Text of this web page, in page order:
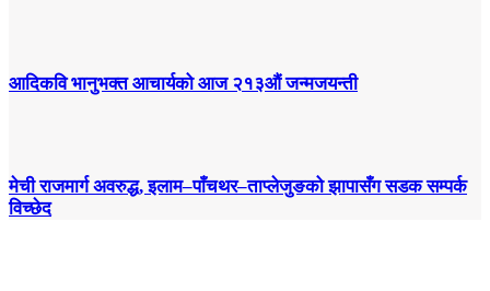
आदिकवि भानुभक्त आचार्यको आज २१३औं जन्मजयन्ती
मेची राजमार्ग अवरुद्ध, इलाम–पाँचथर–ताप्लेजुङको झापासँग सडक सम्पर्क
विच्छेद